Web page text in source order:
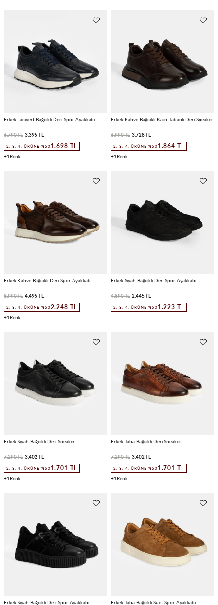
Erkek Lacivert Bağcıklı Deri Spor Ayakkabı
3.395 TL
6.790 TL
2. 3. 4. ÜRÜNE %50 1.698 TL
1
Erkek Kahve Bağcıklı Kalın Tabanlı Deri Sneaker
3.728 TL
6.990 TL
2. 3. 4. ÜRÜNE %50 1.864 TL
1
Erkek Kahve Bağcıklı Deri Spor Ayakkabı
4.495 TL
8.990 TL
2. 3. 4. ÜRÜNE %502.248 TL
1
Erkek Siyah Bağcıklı Deri Spor Ayakkabı
2.445 TL
4.890 TL
2. 3. 4. ÜRÜNE %50 1.223 TL
Erkek Siyah Bağcıklı Deri Sneaker
3.402 TL
7.290 TL
2. 3. 4. ÜRÜNE %50 1.701 TL
1
Erkek Taba Bağcıklı Deri Sneaker
3.402 TL
7.290 TL
2. 3. 4. ÜRÜNE %50 1.701 TL
1
Erkek Siyah Bağcıklı Deri Spor Ayakkabı Erkek Taba Bağcıklı Süet Spor Ayakkabı